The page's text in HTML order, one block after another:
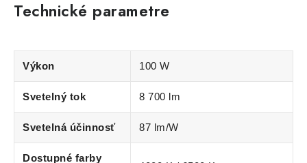
Technické parametre
Výkon 100 W
Svetelný tok 8 700 lm
Svetelná účinnosť 87 lm/W
Dostupné farby